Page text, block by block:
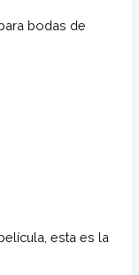
bodas de
esta es la